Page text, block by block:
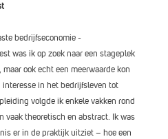
bedrijfseconomie -
was ik op zoek naar een stageplek
ook echt een meerwaarde kon
in het bedrijfsleven tot
volgde ik enkele vakken rond
vaak theoretisch en abstract. Ik was
er in de praktijk uitziet – hoe een